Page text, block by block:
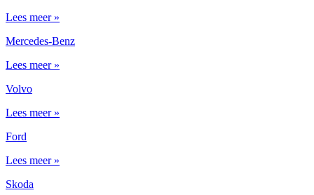
Lees meer »
Mercedes-Benz
Lees meer »
Volvo
Lees meer »
Ford
Lees meer »
Skoda